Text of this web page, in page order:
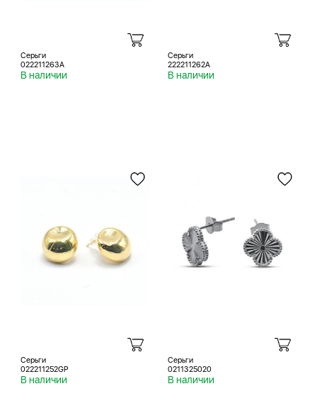
Серьги
022211263A
В наличии
Серьги
222211262A
В наличии
Серьги
022211252GP
В наличии
Серьги
0211325020
В наличии